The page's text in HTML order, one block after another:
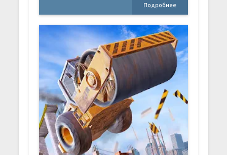
Подробнее